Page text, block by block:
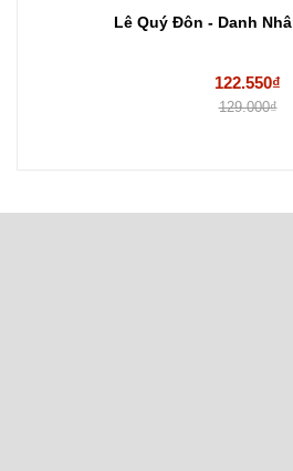
Lê Quý Đôn - Danh
122.550₫
129.000₫